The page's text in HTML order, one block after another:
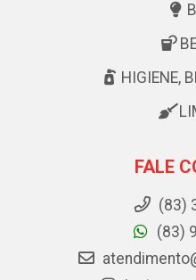
HIGIENE,
FALE
(83)
(83)